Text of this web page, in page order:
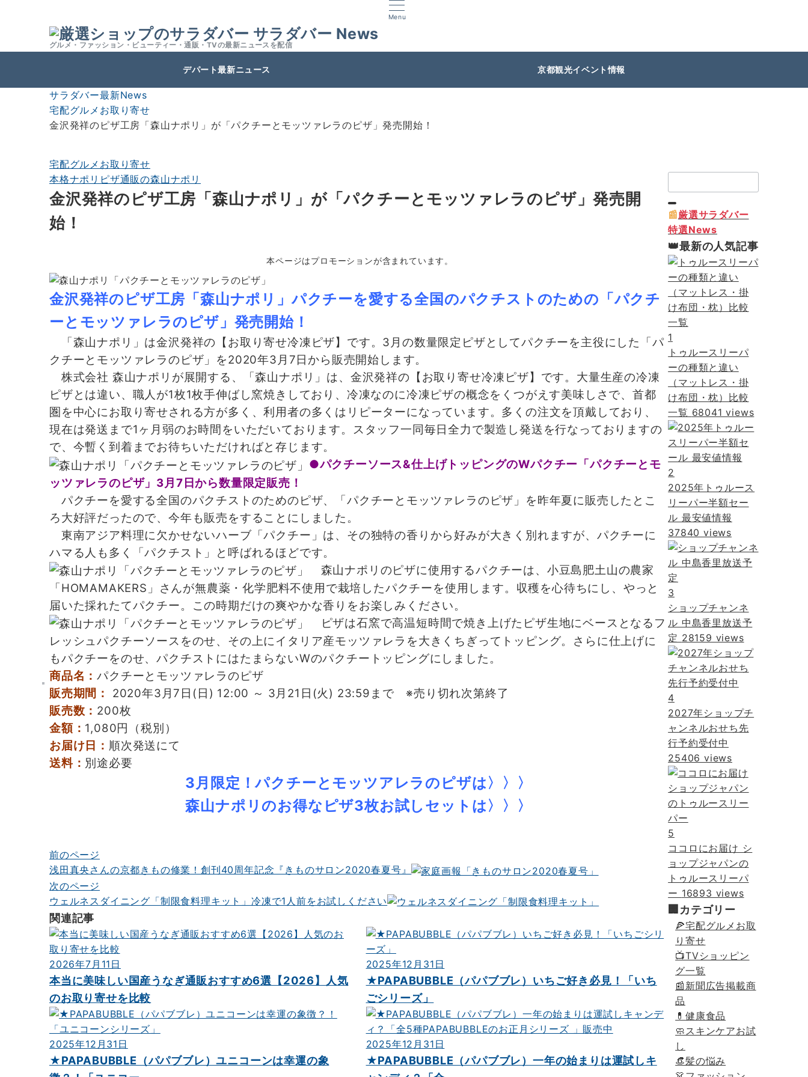
Menu
サラダバー News
グルメ・ファッション・ビューティー・通販・TVの最新ニュースを配信
デパート最新ニュース 京都観光イベント情報
サラダバー最新News
宅配グルメお取り寄せ
金沢発祥のピザ工房「森山ナポリ」が「パクチーとモッツァレラのピザ」発売開始！
宅配グルメお取り寄せ
本格ナポリピザ通販の森山ナポリ
金沢発祥のピザ工房「森山ナポリ」が「パクチーとモッツァレラのピザ」発売開
始！
本ページはプロモーションが含まれています。
金沢発祥のピザ工房「森山ナポリ」パクチーを愛する全国のパクチストのための「パクチ
ーとモッツァレラのピザ」発売開始！
「森山ナポリ」は金沢発祥の【お取り寄せ冷凍ピザ】です。3月の数量限定ピザとしてパクチーを主役にした「パ
クチーとモッツァレラのピザ」を2020年3月7日から販売開始します。
株式会社 森山ナポリが展開する、「森山ナポリ」は、金沢発祥の【お取り寄せ冷凍ピザ】です。大量生産の冷凍
ピザとは違い、職人が1枚1枚手伸ばし窯焼きしており、冷凍なのに冷凍ピザの概念をくつがえす美味しさで、首都
圏を中心にお取り寄せされる方が多く、利用者の多くはリピーターになっています。多くの注文を頂戴しており、
現在は発送まで1ヶ月弱のお時間をいただいております。スタッフ一同毎日全力で製造し発送を行なっておりますの
で、今暫く到着までお待ちいただければと存じます。
●パクチーソース&仕上げトッピングのWパクチー「パクチーとモ
ッツァレラのピザ」3月7日から数量限定販売！
パクチーを愛する全国のパクチストのためのピザ、「パクチーとモッツァレラのピザ」を昨年夏に販売したとこ
ろ大好評だったので、今年も販売をすることにしました。
東南アジア料理に欠かせないハーブ「パクチー」は、その独特の香りから好みが大きく別れますが、パクチーに
ハマる人も多く「パクチスト」と呼ばれるほどです。
森山ナポリのピザに使用するパクチーは、小豆島肥土山の農家
「HOMAMAKERS」さんが無農薬・化学肥料不使用で栽培したパクチーを使用します。収穫を心待ちにし、やっと
届いた採れたてパクチー。この時期だけの爽やかな香りをお楽しみください。
ピザは石窯で高温短時間で焼き上げたピザ生地にベースとなるフ
レッシュパクチーソースをのせ、その上にイタリア産モッツァレラを大きくちぎってトッピング。さらに仕上げに
もパクチーをのせ、パクチストにはたまらないWのパクチートッピングにしました。
商品名：パクチーとモッツァレラのピザ
販売期間：
2020年3月7日(日) 12:00 ～ 3月21日(火) 23:59まで ※売り切れ次第終了
販売数： 200枚
金額： 1,080円（税別）
お届け日： 順次発送にて
送料： 別途必要
3月限定！パクチーとモッツアレラのピザは〉〉〉
森山ナポリのお得なピザ3枚お試しセットは〉〉〉
投
稿
ナ
ビ
ゲ
ー
シ
ョ
ン
前のページ
浅田真央さんの京都きもの修業！創刊40周年記念『きものサロン2020春夏号』
次のページ
ウェルネスダイニング「制限食料理キット」冷凍で1人前をお試しください
関連記事
2026年7月11日
本当に美味しい国産うなぎ通販おすすめ6選【2026】人気
のお取り寄せを比較
2025年12月31日
★PAPABUBBLE（パパブブレ）いちご好き必見！「いち
ごシリーズ」
2025年12月31日
★PAPABUBBLE（パパブブレ）ユニコーンは幸運の象
2025年12月31日
★PAPABUBBLE（パパブブレ）一年の始まりは運試しキ
索：
📰厳選サラダバー
特選News
👑最新の人気記事
1
トゥルースリーパ
ーの種類と違い
（マットレス・掛
け布団・枕）比較
一覧 68041 views
2
2025年トゥルース
リーパー半額セー
ル 最安値情報
37840 views
3
ショップチャンネ
ル 中島香里放送予
定 28159 views
4
2027年ショップチ
ャンネルおせち先
行予約受付中
25406 views
5
ココロにお届け シ
ョップジャパンの
トゥルースリーパ
ー 16893 views
🏢カテゴリー
🍕宅配グルメお取
り寄せ
📺TVショッピン
グ一覧
📰新聞広告掲載商
品
💊健康食品
🧼スキンケアお試
し
👒髪の悩み